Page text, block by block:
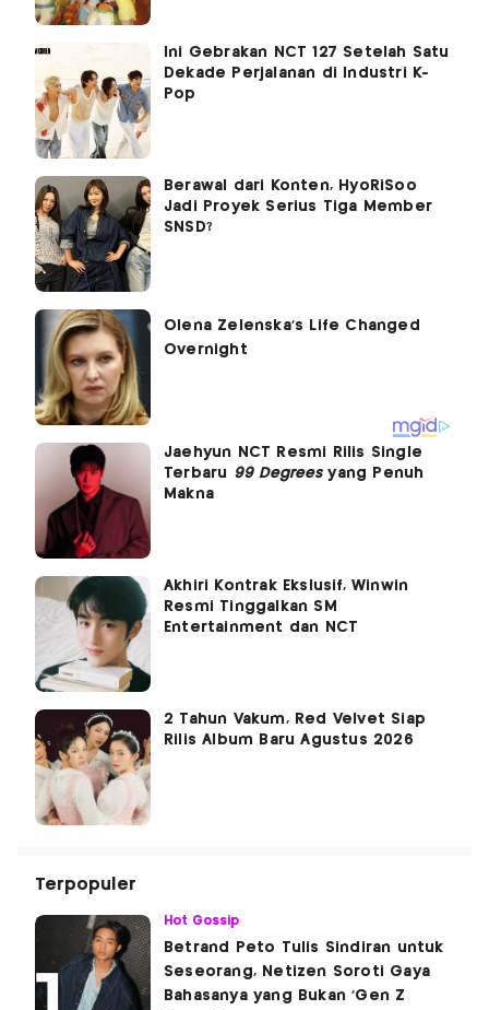
Ini Gebrakan NCT 127 Setelah Satu
Dekade Perjalanan di Industri K-
Pop
Berawal dari Konten, HyoRiSoo
Jadi Proyek Serius Tiga Member
SNSD?
Jaehyun NCT Resmi Rilis Single
Terbaru 99 Degreesyang Penuh
Makna
Akhiri Kontrak Ekslusif, Winwin
Resmi Tinggalkan SM
Entertainment dan NCT
2 Tahun Vakum, Red Velvet Siap
Rilis Album Baru Agustus 2026
Terpopuler
Hot Gossip
Betrand Peto Tulis Sindiran untuk
Seseorang, Netizen Soroti Gaya
Bahasanya yang Bukan 'Gen Z